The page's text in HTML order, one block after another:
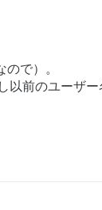
で）。
前のユーザ